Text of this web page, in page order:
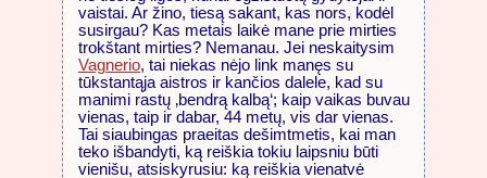
vaistai. Ar žino, tiesą sakant, kas nors, kodėl
susirgau? Kas metais laikė mane prie mirties
trokštant mirties? Nemanau. Jei neskaitysim
Vagnerio, tai niekas nėjo link manęs su
tūkstantąja aistros ir kančios dalele, kad su
manimi rastų ‚bendrą kalbą‘; kaip vaikas buvau
vienas, taip ir dabar, 44 metų, vis dar vienas.
Tai siaubingas praeitas dešimtmetis, kai man
teko išbandyti, ką reiškia tokiu laipsniu būti
vienišu, atsiskyrusiu: ką reiškia vienatvė